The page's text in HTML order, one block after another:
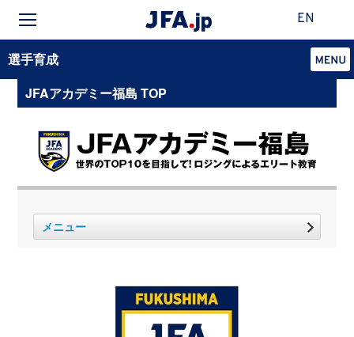
EN
選手育成
JFAアカデミー福島 TOP
メニュー